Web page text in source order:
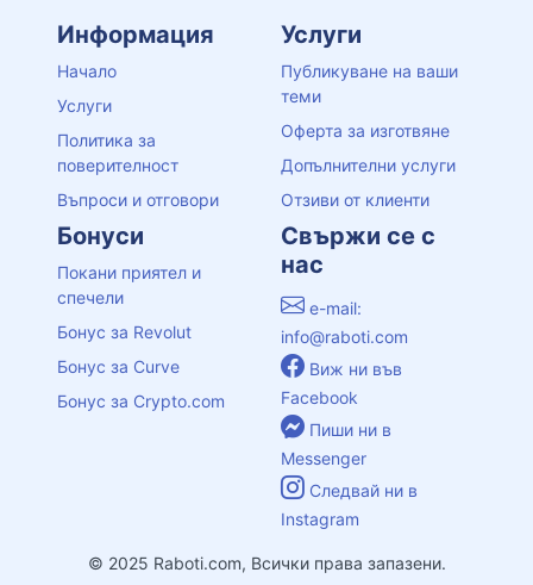
Информация
Начало
Услуги
Политика за
поверителност
Въпроси и отговори
Услуги
Публикуване на ваши
теми
Оферта за изготвяне
Допълнителни услуги
Отзиви от клиенти
Бонуси
Покани приятел и
спечели
Бонус за Revolut
Бонус за Curve
Бонус за Crypto.com
Свържи се с
нас
e-mail:
info@raboti.com
Виж ни във
Facebook
Пиши ни в
Messenger
Следвай ни в
Instagram
© 2025 Raboti.com, Всички права запазени.